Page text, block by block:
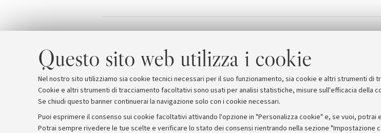
Questo sito web utilizza i cookie
Nel nostro sito utilizziamo sia cookie tecnici necessari per il suo funzionamento, sia cookie e altri strumenti
Cookie e altri strumenti di tracciamento facoltativi sono usati per analisi statistiche, misure sull'efficacia della
Se chiudi questo banner continuerai la navigazione solo con i cookie necessari.
Puoi esprimere il consenso sui cookie facoltativi attivando l'opzione in "Personalizza cookie" e, se vuoi,
Potrai sempre rivedere le tue scelte e verificare lo stato dei consensi rientrando nella sezione "Impostazione
Allegati